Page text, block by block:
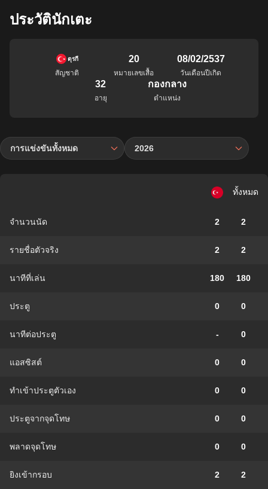
ประวัตินักเตะ
ตุรกี
สัญชาติ
20
หมายเลขเสื้อ
08/02/2537
วันเดือนปีเกิด
32
อายุ
กองกลาง
ตำแหน่ง
การแข่งขันทั้งหมด 2026
ทั้งหมด
จำนวนนัด 2 2
รายชื่อตัวจริง 2 2
นาทีที่เล่น 180 180
ประตู 0 0
นาทีต่อประตู - 0
แอสซิสต์ 0 0
ทําเข้าประตูตัวเอง 0 0
ประตูจากจุดโทษ 0 0
พลาดจุดโทษ 0 0
ยิงเข้ากรอบ 2 2